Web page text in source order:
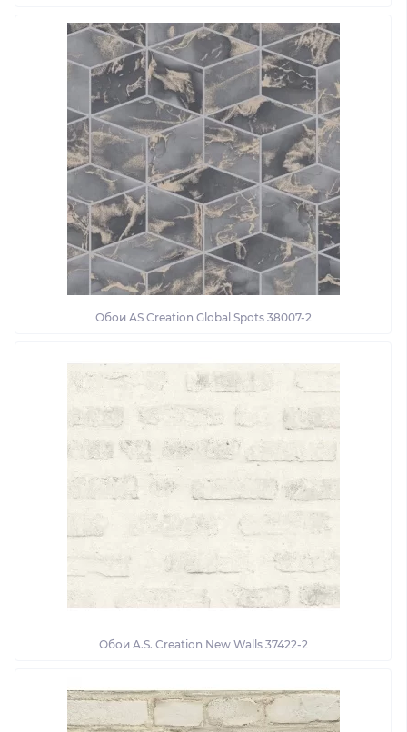
Обои AS Creation Global Spots 38007-2
Обои A.S. Creation New Walls 37422-2